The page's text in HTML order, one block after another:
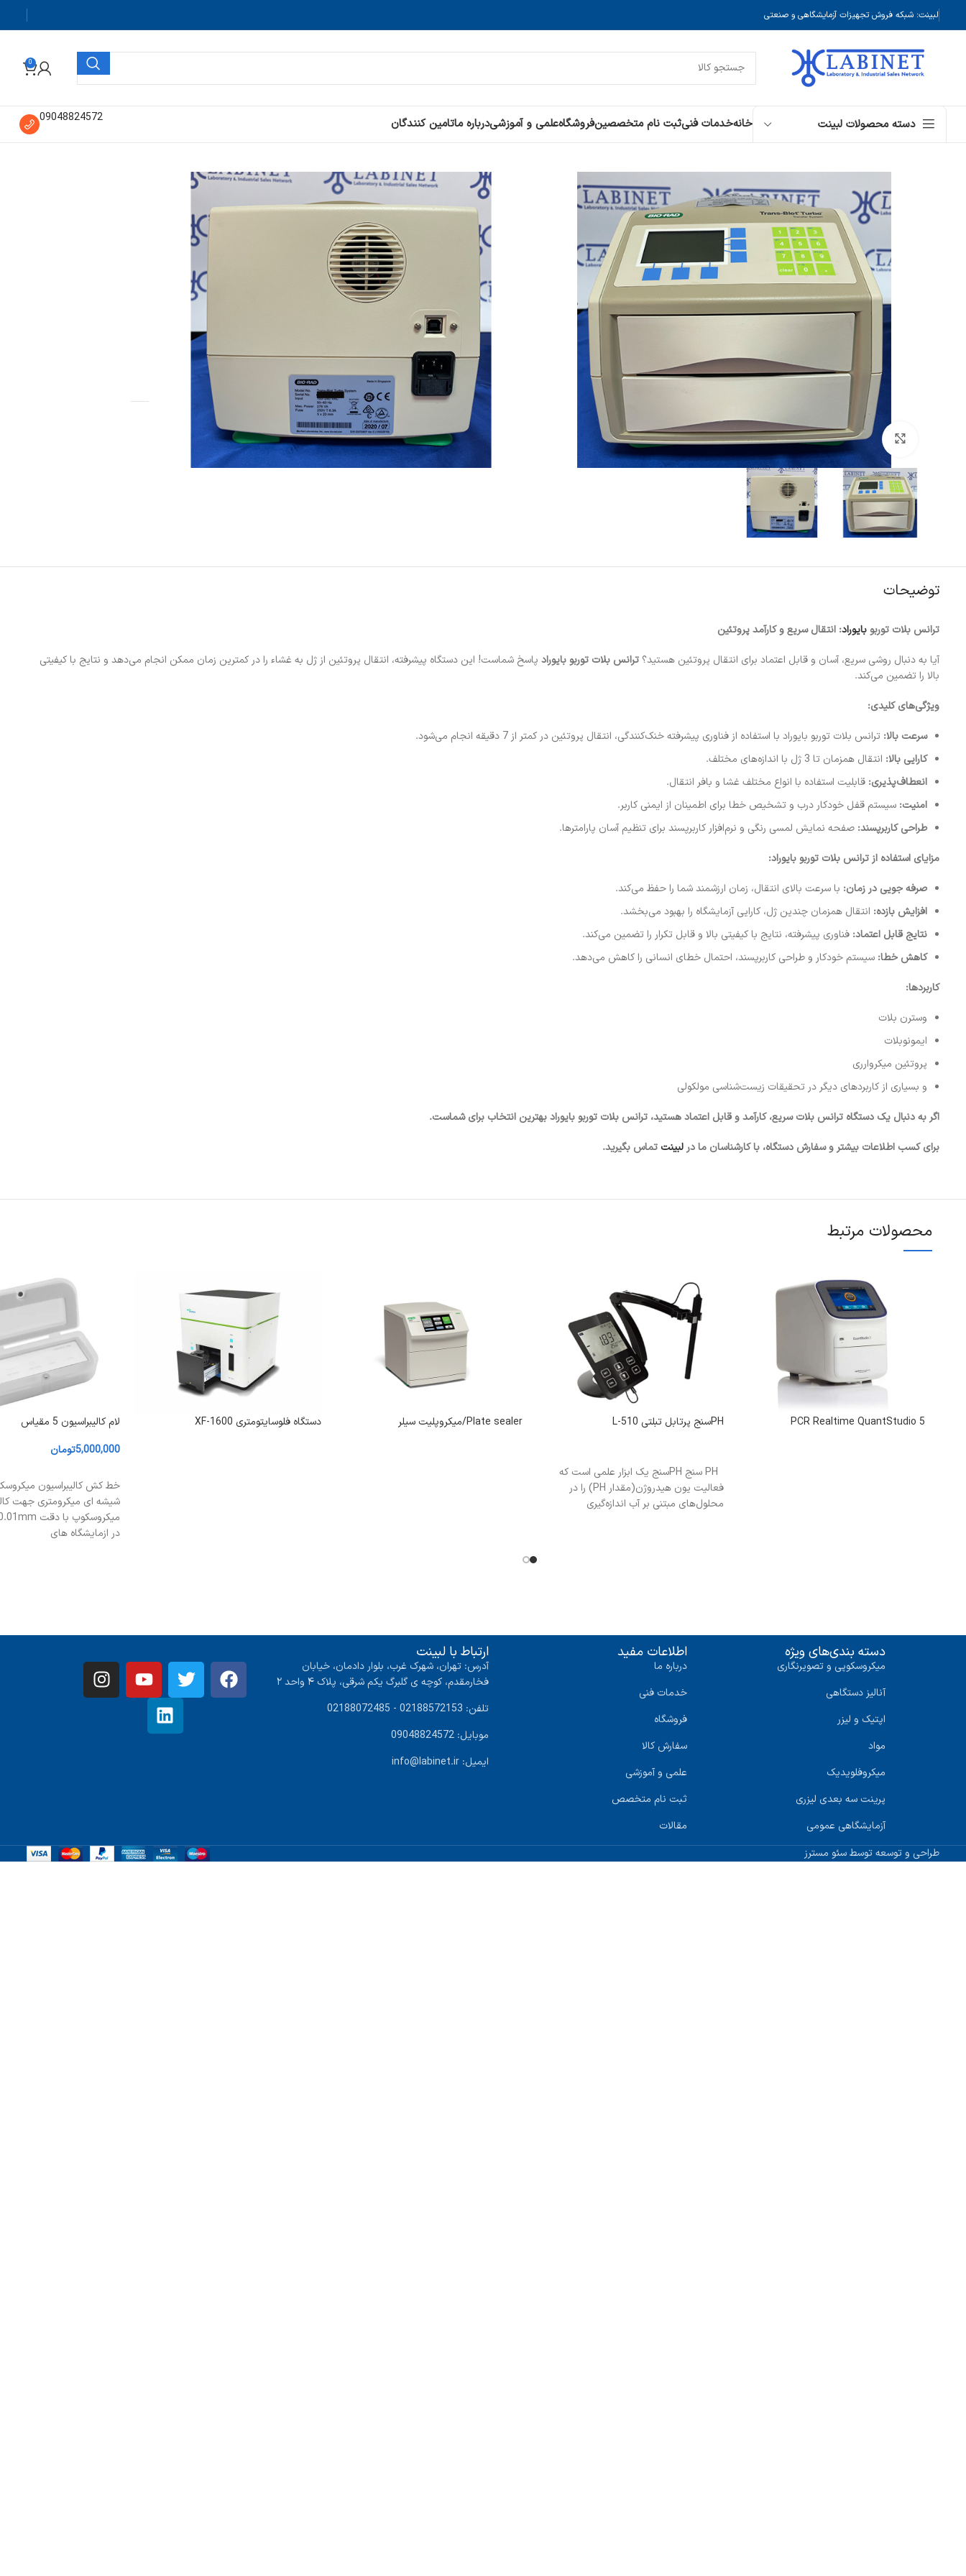
لبینت: شبکه فروش تجهیزات آزمایشگاهی و صنعتی
0
دسته محصولات لبینت خانهخدمات فنیثبت نام متخصصینفروشگاهعلمی و آموزشیدرباره ماتامین کنندگان 09048824572
Click to enlarge
تشخیص طبی آزمایشگاهی ترانس بلات توربو
ترانس بلات توربو
آزمایشگاهی عمومی
تشخیص طبی آزمایشگاهی
توضیحات
ترانس بلات توربو بایوراد: انتقال سریع و کارآمد پروتئین
آیا به دنبال روشی سریع، آسان و قابل اعتماد برای انتقال پروتئین هستید؟ ترانس بلات توربو بایوراد پاسخ شماست! این دستگاه پیشرفته، انتقال پروتئین از ژل به غشاء را در کمترین زمان ممکن انجام می‌دهد و نتایج با کیفیتی
بالا را تضمین می‌کند.
ویژگی‌های کلیدی:
سرعت بالا: ترانس بلات توربو بایوراد با استفاده از فناوری پیشرفته خنک‌کنندگی، انتقال پروتئین در کمتر از 7 دقیقه انجام می‌شود.
کارایی بالا: انتقال همزمان تا 3 ژل با اندازه‌های مختلف.
انعطاف‌پذیری: قابلیت استفاده با انواع مختلف غشا و بافر انتقال.
امنیت: سیستم قفل خودکار درب و تشخیص خطا برای اطمینان از ایمنی کاربر.
طراحی کاربرپسند: صفحه نمایش لمسی رنگی و نرم‌افزار کاربرپسند برای تنظیم آسان پارامترها.
مزایای استفاده از ترانس بلات توربو بایوراد:
صرفه جویی در زمان: با سرعت بالای انتقال، زمان ارزشمند شما را حفظ می‌کند.
افزایش بازده: انتقال همزمان چندین ژل، کارایی آزمایشگاه را بهبود می‌بخشد.
نتایج قابل اعتماد: فناوری پیشرفته، نتایج با کیفیتی بالا و قابل تکرار را تضمین می‌کند.
کاهش خطا: سیستم خودکار و طراحی کاربرپسند، احتمال خطای انسانی را کاهش می‌دهد.
کاربردها:
وسترن بلات
ایمونوبلات
پروتئین میکروارری
و بسیاری از کاربردهای دیگر در تحقیقات زیست‌شناسی مولکولی
اگر به دنبال یک دستگاه ترانس بلات سریع، کارآمد و قابل اعتماد هستید، ترانس بلات توربو بایوراد بهترین انتخاب برای شماست.
برای کسب اطلاعات بیشتر و سفارش دستگاه، با کارشناسان ما در لبینتتماس بگیرید.
محصولات مرتبط
5 PCR Realtime QuantStudio PHسنج پرتابل تبلتی L-510
PH سنج PHسنج یک ابزار علمی است که
فعالیت یون هیدروژن(مقدار PH) را در
محلول‌های مبتنی بر آب اندازه‌گیری
Plate sealer/میکروپلیت سیلر دستگاه فلوسایتومتری XF-1600
لام کالیبراسیون 5 مقیاس
5,000,000تومان
خط کش کالیبراسیون
شیشه ای میکرومتری جهت
در ازمایشگاه های
دسته بندی‌های ویژه
میکروسکوپی و تصویرنگاری
آنالیز دستگاهی
اپتیک و لیزر
مواد
میکروفلویدیک
پرینت سه‌ بعدی لیزری
آزمایشگاهی عمومی
اطلاعات مفید
درباره ما
خدمات فنی
فروشگاه
سفارش کالا
علمی و آموزشی
ثبت نام متخصص
مقالات
ارتباط با لبینت
آدرس: تهران، شهرک غرب، بلوار دادمان، خیابان
فخارمقدم، کوچه ی گلبرگ یکم شرقی، پلاک ۴ واحد ۲
تلفن: 02188572153 - 02188072485
موبایل: 09048824572
ایمیل: info@labinet.ir
طراحی و توسعه توسط سئو مسترز